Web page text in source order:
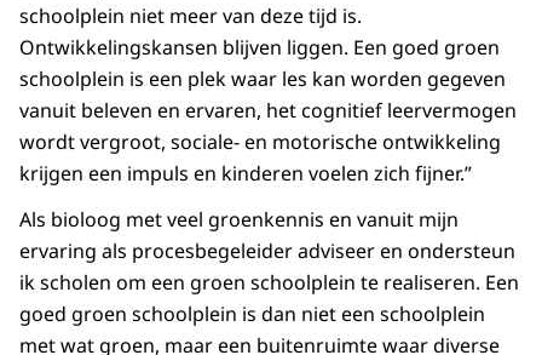
schoolplein niet meer van deze tijd is.
Ontwikkelingskansen blijven liggen. Een goed groen
schoolplein is een plek waar les kan worden gegeven
vanuit beleven en ervaren, het cognitief leervermogen
wordt vergroot, sociale- en motorische ontwikkeling
krijgen een impuls en kinderen voelen zich fijner.”
Als bioloog met veel groenkennis en vanuit mijn
ervaring als procesbegeleider adviseer en ondersteun
ik scholen om een groen schoolplein te realiseren. Een
goed groen schoolplein is dan niet een schoolplein
met wat groen, maar een buitenruimte waar diverse